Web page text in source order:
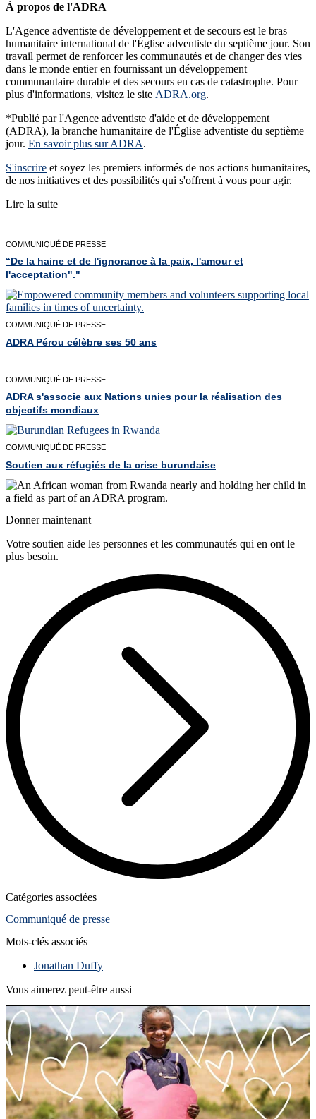
À propos de l'ADRA
L'Agence adventiste de développement et de secours est le bras
humanitaire international de l'Église adventiste du septième jour. Son
travail permet de renforcer les communautés et de changer des vies
dans le monde entier en fournissant un développement
communautaire durable et des secours en cas de catastrophe. Pour
plus d'informations, visitez le site ADRA.org.
*Publié par l'Agence adventiste d'aide et de développement
(ADRA), la branche humanitaire de l'Église adventiste du septième
jour. En savoir plus sur ADRA.
S'inscrire et soyez les premiers informés de nos actions humanitaires,
de nos initiatives et des possibilités qui s'offrent à vous pour agir.
Lire la suite
COMMUNIQUÉ DE PRESSE
“De la haine et de l'ignorance à la paix, l'amour et
l'acceptation"."
COMMUNIQUÉ DE PRESSE
ADRA Pérou célèbre ses 50 ans
COMMUNIQUÉ DE PRESSE
ADRA s'associe aux Nations unies pour la réalisation des
objectifs mondiaux
COMMUNIQUÉ DE PRESSE
Soutien aux réfugiés de la crise burundaise
Donner maintenant
Votre soutien aide les personnes et les communautés qui en ont le
plus besoin.
Catégories associées
Communiqué de presse
Mots-clés associés
Jonathan Duffy
Vous aimerez peut-être aussi